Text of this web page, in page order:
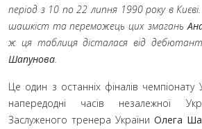
період з 10 по 22 липня 1990 року в Києві.
шашкіст та переможець цих змагань
ж ця таблиця дісталася від
Шапунова.
Це один з останніх фіналів
напередодні часів незалежної
Заслуженого тренера України Олега